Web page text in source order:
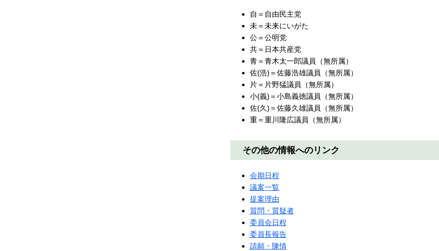
自＝自由民主党
未＝未来にいがた
公＝公明党
共＝日本共産党
青＝青木太一郎議員（無所属）
佐(浩)＝佐藤浩雄議員（無所属）
片＝片野猛議員（無所属）
小(義)＝小島義徳議員（無所属）
佐(久)＝佐藤久雄議員（無所属）
重＝重川隆広議員（無所属）
その他の情報へのリンク
会期日程
議案一覧
提案理由
質問・質疑者
委員会日程
委員長報告
請願・陳情